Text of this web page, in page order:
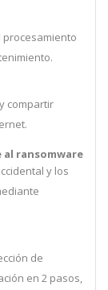
procesamiento
compartir
ransomware
y los
de
en 2 pasos,